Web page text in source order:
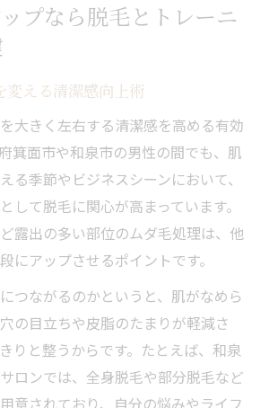
プなら脱毛とトレーニ
変える清潔感向上術
大きく左右する清潔感を高める有効
箕面市や和泉市の男性の間でも、肌
る季節やビジネスシーンにおいて、
して脱毛に関心が高まっています。
露出の多い部位のムダ毛処理は、他
にアップさせるポイントです。
つながるのかというと、肌がなめら
の目立ちや皮脂のたまりが軽減さ
りと整うからです。たとえば、和泉
ロンでは、全身脱毛や部分脱毛など
意されており、自分の悩みやライフ